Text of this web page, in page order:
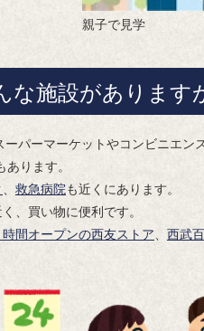
親子で見学
な施設があります
パーマーケットやコンビニエン
ります。
救急病院も近くにあります。
、買い物に便利です。
時間オープンの西友ストア 西武